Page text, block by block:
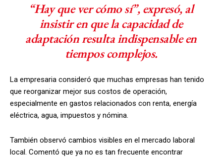
“Hay que ver cómo sí”, expresó, al
insistir en que la capacidad de
adaptación resulta indispensable en
tiempos complejos.
La empresaria consideró que muchas empresas han tenido
que reorganizar mejor sus costos de operación,
especialmente en gastos relacionados con renta, energía
eléctrica, agua, impuestos y nómina.
También observó cambios visibles en el mercado laboral
local. Comentó que ya no es tan frecuente encontrar